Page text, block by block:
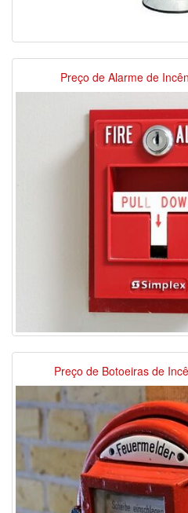
Preço de Alarme de
Preço de Botoeiras de